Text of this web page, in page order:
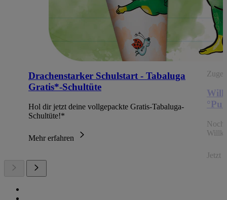
Drachenstarker Schulstart - Tabaluga
Gratis*-Schultüte
Hol dir jetzt deine vollgepackte Gratis-Tabaluga-
Schultüte!*
Mehr erfahren
Noch
Jetzt